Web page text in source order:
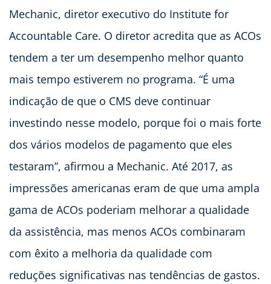
Mechanic, diretor executivo do Institute for
Accountable Care. O diretor acredita que as ACOs
tendem a ter um desempenho melhor quanto
mais tempo estiverem no programa. “É uma
indicação de que o CMS deve continuar
investindo nesse modelo, porque foi o mais forte
dos vários modelos de pagamento que eles
testaram”, afirmou a Mechanic. Até 2017, as
impressões americanas eram de que uma ampla
gama de ACOs pode​riam melhorar a qualidade
da assistência, mas menos ACOs combinaram
com êxito a melhoria da qualidade com
reduções significativas nas tendências de gastos.